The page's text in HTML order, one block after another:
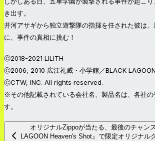
き出す。
井河アサギから独立遊撃隊の指揮を任された彼は
に、事件の真相に挑む！
Ⓒ2018-2021 LILITH
Ⓒ2006, 2010 広江礼威・小学館／BLACK
ⒸCTW, INC. All rights reserved.
※その他記載されている会社名、製品名は、各社
す。
オリジナルZippoが当たる、最後のチャン
LAGOON Heaven's Shot』で限定オリジナル